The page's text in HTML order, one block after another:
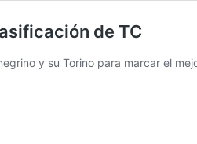
de TC
y su Torino para marcar el